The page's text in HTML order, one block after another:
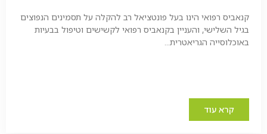
קנאביס רפואי הינו בעל פונטציאל רב להקלה על תסמינים הנפוצים
בגיל השלישי, והעניין בקנאביס רפואי לקשישים וטיפול בבעיות
באוכלוסייה הגריאטרית...
קרא עוד